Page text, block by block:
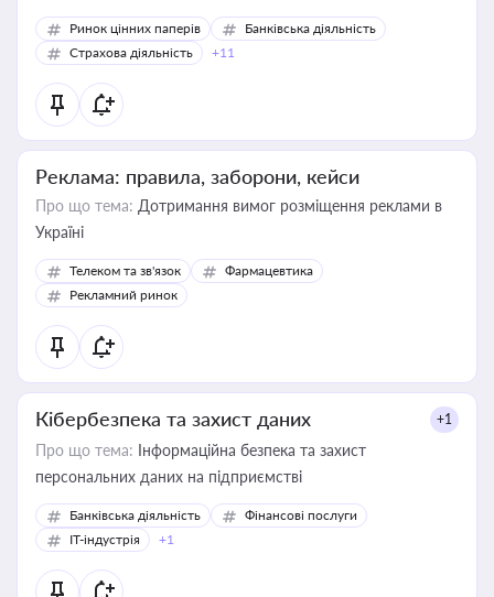
Ринок цінних паперів
Банківська діяльність
Страхова діяльність
+11
Реклама: правила, заборони, кейси
Про що тема: Дотримання вимог розміщення реклами в
Україні
Телеком та зв'язок
Фармацевтика
Рекламний ринок
Кібербезпека та захист даних +1
Про що тема: Інформаційна безпека та захист
персональних даних на підприємстві
Банківська діяльність
Фінансові послуги
IT-індустрія
+1